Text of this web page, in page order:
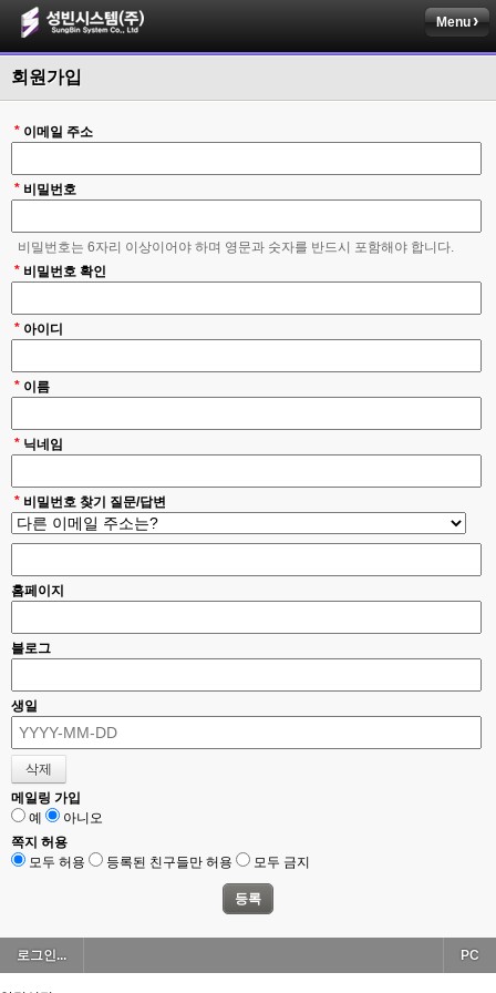
Menu
회원가입
이메일 주소
*
비밀번호
*
비밀번호는 6자리 이상이어야 하며 영문과 숫자를 반드시 포함해야 합니다.
비밀번호 확인
*
* 아이디
* 이름
* 닉네임
* 비밀번호 찾기 질문/답변
홈페이지
블로그
생일
메일링 가입
예
아니오
쪽지 허용
모두 허용
등록된 친구들만 허용 모두 금지
로그인... PC